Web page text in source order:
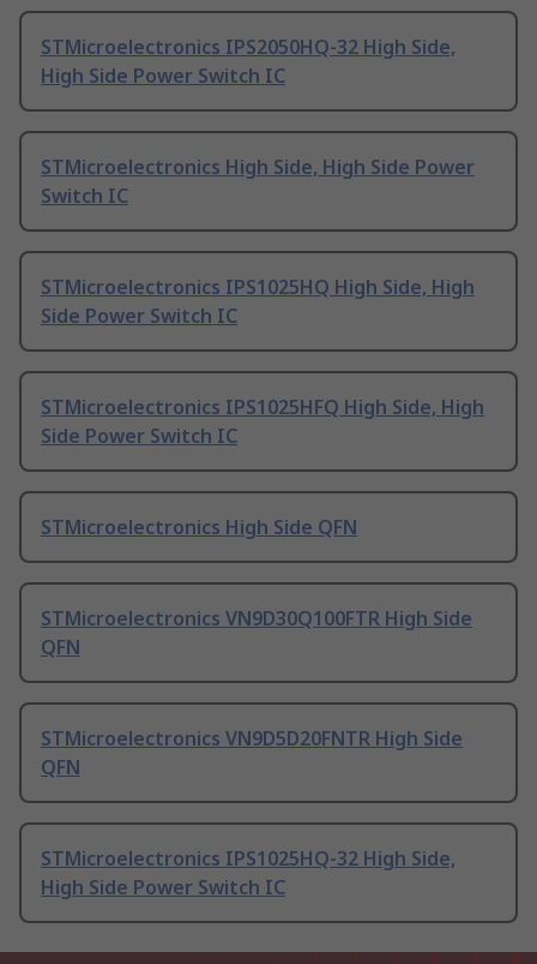
STMicroelectronics IPS2050HQ-32 High Side,
High Side Power Switch IC
STMicroelectronics High Side, High Side Power
Switch IC
STMicroelectronics IPS1025HQ High Side, High
Side Power Switch IC
STMicroelectronics IPS1025HFQ High Side, High
Side Power Switch IC
STMicroelectronics High Side QFN
STMicroelectronics VN9D30Q100FTR High Side
QFN
STMicroelectronics VN9D5D20FNTR High Side
QFN
STMicroelectronics IPS1025HQ-32 High Side,
High Side Power Switch IC